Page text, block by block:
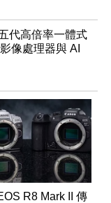
代高倍率一體式
像處理器與 AI
R8 Mark II 傳